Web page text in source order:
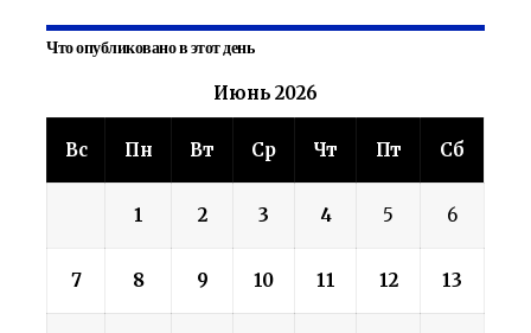
Что опубликовано в этот день
Июнь 2026
Вс Пн Вт Ср Чт Пт Сб
1 2 3 4 5 6
7 8 9 10 11 12 13